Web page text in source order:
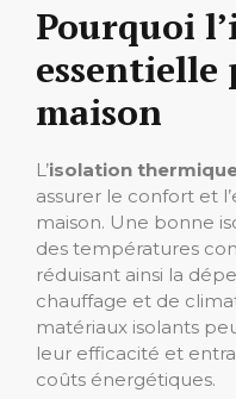
Pourquoi
maison
L’isolation
assurer le confort et
maison. Une bonne
des températures
réduisant ainsi la
chauffage et de
matériaux isolants
leur efficacité et
coûts énergétiques.